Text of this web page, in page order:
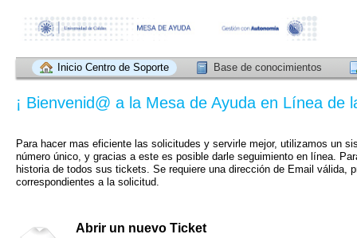
Inicio Centro de Soporte Base de conocimientos
¡ Bienvenid@ a la Mesa de Ayuda en Línea de
Para hacer mas eficiente las solicitudes y servirle mejor, utilizamos un
número único, y gracias a este es posible darle seguimiento en línea.
historia de todos sus tickets. Se requiere una dirección de Email válida,
correspondientes a la solicitud.
Abrir un nuevo Ticket